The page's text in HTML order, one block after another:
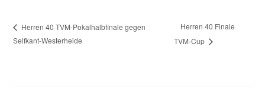
Herren 40 TVM-Pokalhalbfinale gegen
Selfkant-Westerheide
Herren 40 Finale
TVM-Cup